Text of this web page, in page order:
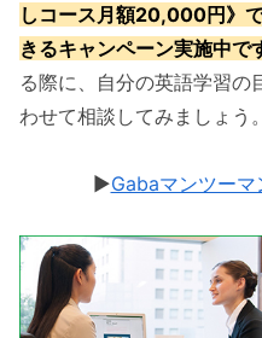
しコース月額20,000円》
きるキャンペーン実施中で
る際に、自分の英語学習の
わせて相談してみましょう。
▶︎Gabaマンツーマ